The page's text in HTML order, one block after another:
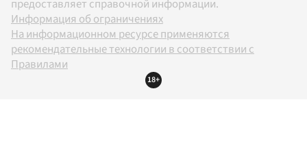
предоставляет справочной информации.
Информация об ограничениях
На информационном ресурсе применяются
рекомендательные технологии в соответствии с
Правилами
18+